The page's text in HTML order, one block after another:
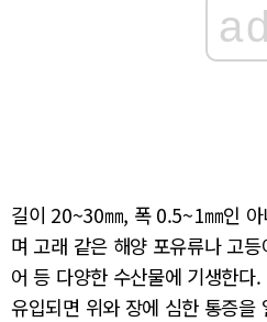
ad
길이 20~30㎜, 폭 0.5~1㎜인 아
며 고래 같은 해양 포유류나 고
어 등 다양한 수산물에 기생한다
유입되면 위와 장에 심한 통증을